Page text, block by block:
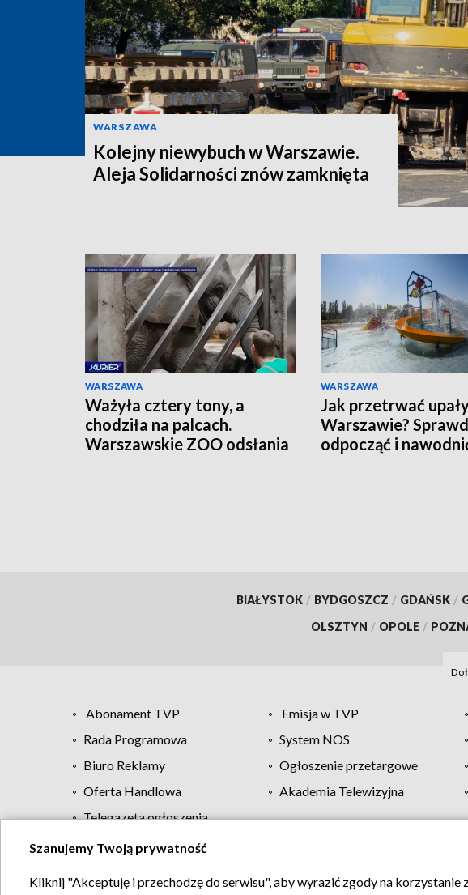
WARSZAWA
Kolejny niewybuch w Warszawie.
Aleja Solidarności znów zamknięta
WARSZAWA
Ważyła cztery tony, a
chodziła na palcach.
Warszawskie ZOO odsłania
WARSZAWA
Jak przetrwać
Warszawie?
odpocząć i
BIAŁYSTOK / BYDGOSZCZ / GDAŃSK /
OLSZTYN / OPOLE /
Abonament TVP Emisja w TVP
Rada Programowa
System NOS
Biuro Reklamy
Ogłoszenie przetargowe
Oferta Handlowa
Akademia Telewizyjna
Telegazeta ogłoszenia
Regulamin TVP Polityka
Szanujemy Twoją prywatność
Kliknij "Akceptuję i przechodzę do serwisu", aby wyrazić zgody na